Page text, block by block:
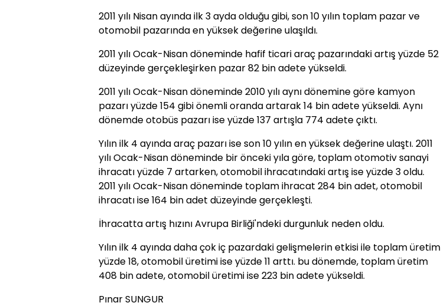
2011 yılı Nisan ayında ilk 3 ayda olduğu gibi, son 10 yılın toplam pazar ve
otomobil pazarında en yüksek değerine ulaşıldı.
2011 yılı Ocak-Nisan döneminde hafif ticari araç pazarındaki artış yüzde 52
düzeyinde gerçekleşirken pazar 82 bin adete yükseldi.
2011 yılı Ocak-Nisan döneminde 2010 yılı aynı dönemine göre kamyon
pazarı yüzde 154 gibi önemli oranda artarak 14 bin adete yükseldi. Aynı
dönemde otobüs pazarı ise yüzde 137 artışla 774 adete çıktı.
Yılın ilk 4 ayında araç pazarı ise son 10 yılın en yüksek değerine ulaştı. 2011
yılı Ocak-Nisan döneminde bir önceki yıla göre, toplam otomotiv sanayi
ihracatı yüzde 7 artarken, otomobil ihracatındaki artış ise yüzde 3 oldu.
2011 yılı Ocak-Nisan döneminde toplam ihracat 284 bin adet, otomobil
ihracatı ise 164 bin adet düzeyinde gerçekleşti.
İhracatta artış hızını Avrupa Birliği'ndeki durgunluk neden oldu.
Yılın ilk 4 ayında daha çok iç pazardaki gelişmelerin etkisi ile toplam üretim
yüzde 18, otomobil üretimi ise yüzde 11 arttı. bu dönemde, toplam üretim
408 bin adete, otomobil üretimi ise 223 bin adete yükseldi.
Pınar SUNGUR